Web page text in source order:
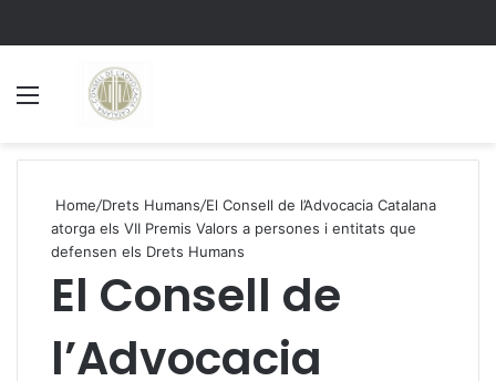
Home/Drets Humans/El Consell de l’Advocacia Catalana
atorga els VII Premis Valors a persones i entitats que
defensen els Drets Humans
El Consell de
l’Advocacia